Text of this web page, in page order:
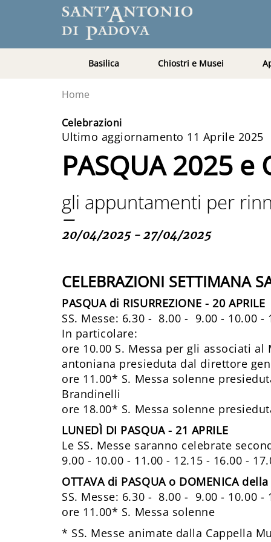
Basilica Chiostri e Musei
Home
Celebrazioni
Ultimo aggiornamento 11 Aprile 2025
PASQUA 2025
gli appuntamenti per
—
20/04/2025 - 27/04/2025
CELEBRAZIONI SETTIMANA
PASQUA di RISURREZIONE - 20 APRILE
SS. Messe: 6.30 - 8.00 - 9.00 - 10.00 -
In particolare:
ore 10.00 S. Messa per gli associati
antoniana presieduta dal direttore
ore 11.00* S. Messa solenne
Brandinelli
ore 18.00* S. Messa solenne
LUNEDÌ DI PASQUA - 21 APRILE
Le SS. Messe saranno celebrate
9.00 - 10.00 - 11.00 - 12.15 - 16.00 -
OTTAVA di PASQUA o DOMENICA
SS. Messe: 6.30 - 8.00 - 9.00 - 10.00 -
ore 11.00* S. Messa solenne
* SS. Messe animate dalla Cappella